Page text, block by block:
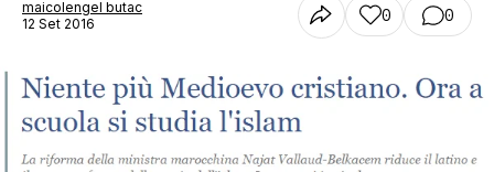
SCIENZA E TECNOLOGIA
SALUTE E MEDICINA
maicolengel butac
12 Set 2016
0 0